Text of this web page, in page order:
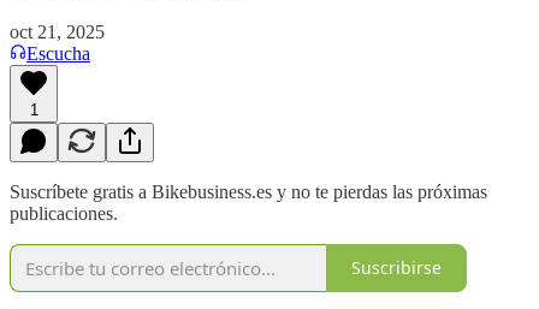
oct 21, 2025
Escucha
1
Suscríbete gratis a Bikebusiness.es y no te pierdas las próximas
publicaciones.
Suscribirse